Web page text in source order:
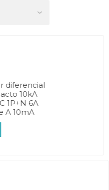
diferencial
10kA
1P+N 6A
A 10mA